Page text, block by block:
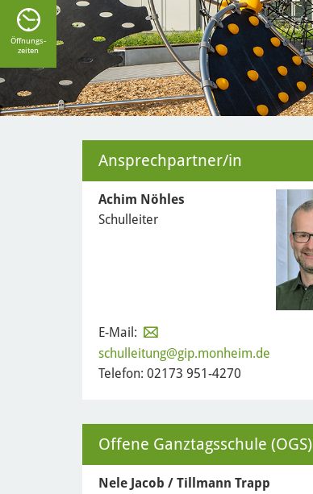
Ansprechpartner/in
Achim Nöhles
Schulleiter
E-Mail:
schulleitung@gip.monheim.de
Telefon: 02173 951-4270
Offene Ganztagsschule (OGS)
Nele Jacob / Tillmann Trapp
Öffnungs-
zeiten